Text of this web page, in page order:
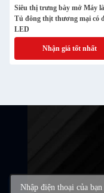
Siêu thị trưng bày mở Máy
Tủ đông thịt thương mại có
LED
Nhận giá tốt nhất